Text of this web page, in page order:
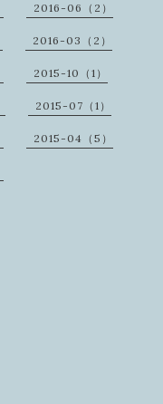
2016-06（2）
2016-03（2）
2015-10（1）
2015-07（1）
2015-04（5）